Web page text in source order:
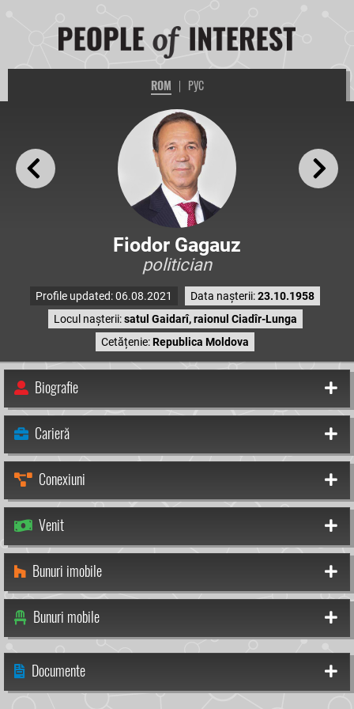
ROM | РУС
Fiodor Gagauz
politician
Profile updated: 06.08.2021 Data nașterii:23.10.1958
Locul nașterii:satul Gaidarî, raionul Ciadîr-Lunga
Cetățenie:Republica Moldova
Biografie
Carieră
Conexiuni
Venit
Bunuri imobile
Bunuri mobile
Documente